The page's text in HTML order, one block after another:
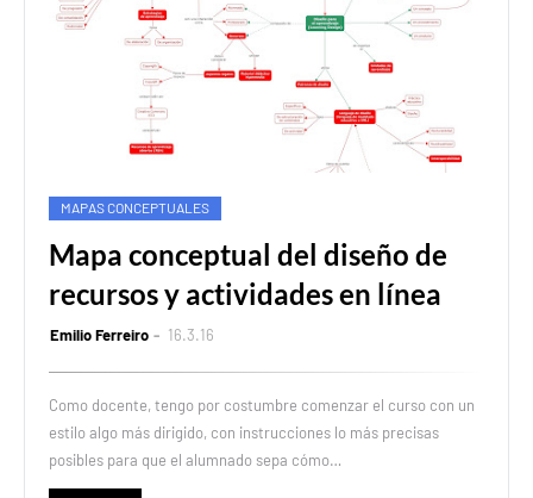
MAPAS CONCEPTUALES
Mapa conceptual del diseño de
recursos y actividades en línea
Emilio Ferreiro 16.3.16
Como docente, tengo por costumbre comenzar el curso con un
estilo algo más dirigido, con instrucciones lo más precisas
posibles para que el alumnado sepa cómo…